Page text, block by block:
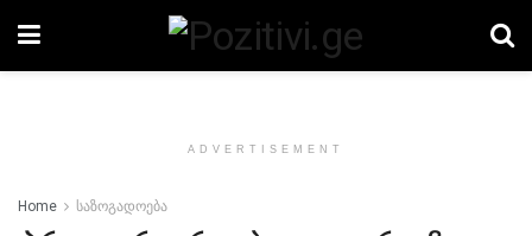
ADVERTISEMENT
Home საზოგადოება